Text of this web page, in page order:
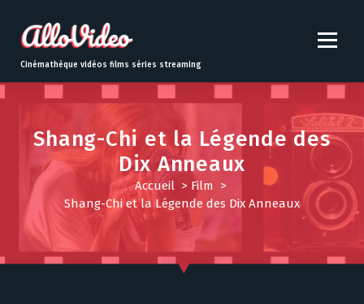
t
o
Cinémathèque vidéos films séries streaming
Shang-Chi et la Légende des
Dix Anneaux
Accueil> Film >
Shang-Chi et la Légende des Dix Anneaux